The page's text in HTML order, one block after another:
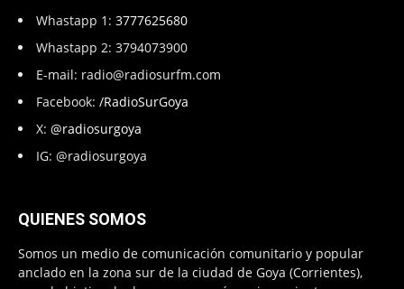
Whastapp 1: 3777625680
Whastapp 2: 3794073900
E-mail: radio@radiosurfm.com
Facebook: /RadioSurGoya
X: @radiosurgoya
IG: @radiosurgoya
QUIENES SOMOS
Somos un medio de comunicación comunitario y popular
anclado en la zona sur de la ciudad de Goya (Corrientes),